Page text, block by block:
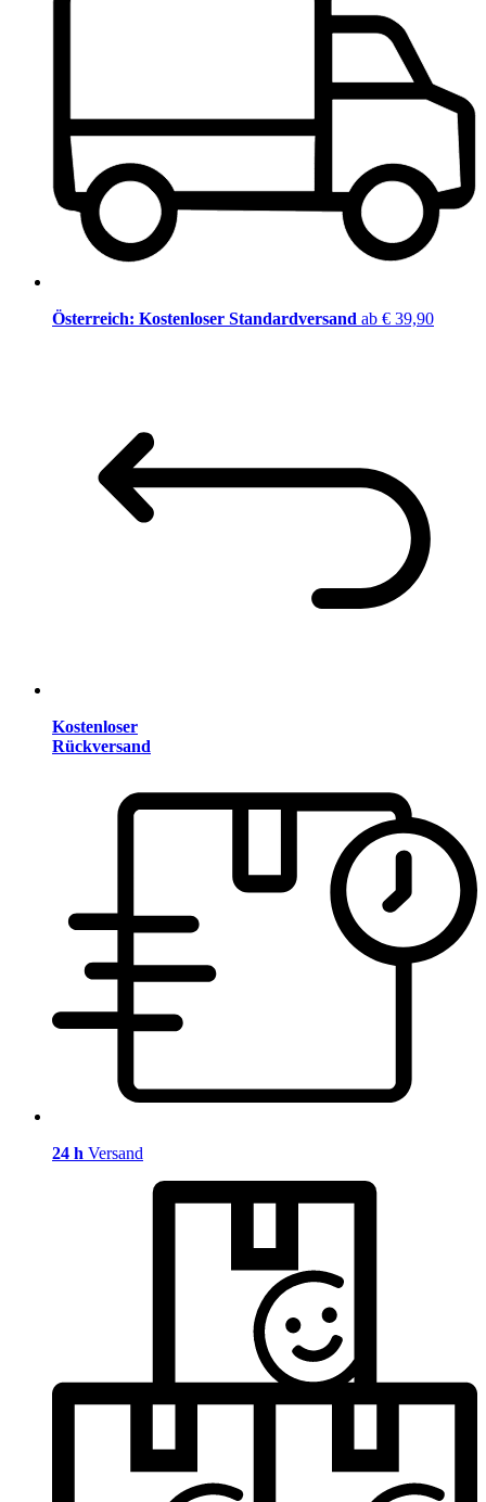
Österreich: Kostenloser Standardversand ab € 39,90
Kostenloser
Rückversand
24 h Versand